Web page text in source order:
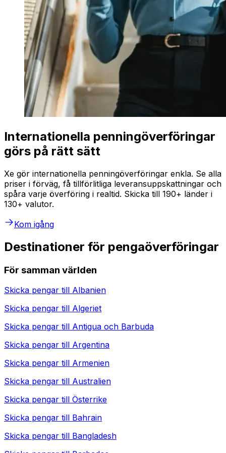
Internationella penningöverföringar
görs på rätt sätt
Xe gör internationella penningöverföringar enkla. Se alla
priser i förväg, få tillförlitliga leveransuppskattningar och
spåra varje överföring i realtid. Skicka till 190+ länder i
130+ valutor.
Kom igång
Destinationer för pengaöverföringar
För samman världen
Skicka pengar till Albanien
Skicka pengar till Algeriet
Skicka pengar till Antigua och Barbuda
Skicka pengar till Argentina
Skicka pengar till Armenien
Skicka pengar till Australien
Skicka pengar till Österrike
Skicka pengar till Bahrain
Skicka pengar till Bangladesh